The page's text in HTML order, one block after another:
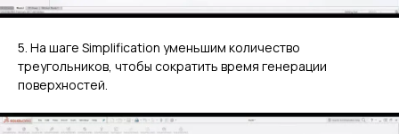
5. На шаге Simplification уменьшим количество
треугольников, чтобы сократить время генерации
поверхностей.